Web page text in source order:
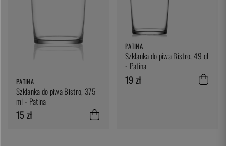
PATINA
Szklanka do piwa Bistro, 375
ml - Patina
15 zł
PATINA
Szklanka do piwa Bistro, 49 cl
- Patina
19 zł